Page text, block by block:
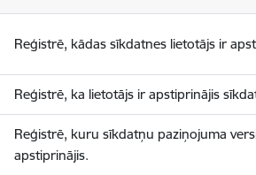
Reģistrē, kādas sīkdatnes lietotājs ir
Reģistrē, ka lietotājs ir apstiprinājis
Reģistrē, kuru sīkdatņu paziņojuma
apstiprinājis.